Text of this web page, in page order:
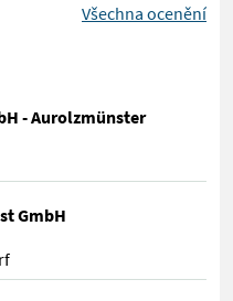
Všechna ocenění
- Aurolzmünster
GmbH